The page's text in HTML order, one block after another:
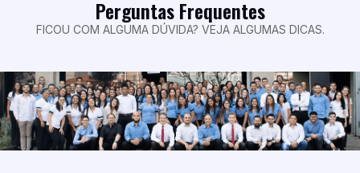
Perguntas Frequentes
FICOU COM ALGUMA DÚVIDA? VEJA ALGUMAS DICAS.